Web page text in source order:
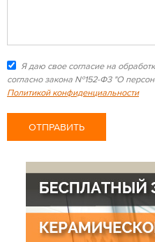
Я даю свое согласие на
согласно закона №152-Ф3 "О
Политикой конфиденциальности